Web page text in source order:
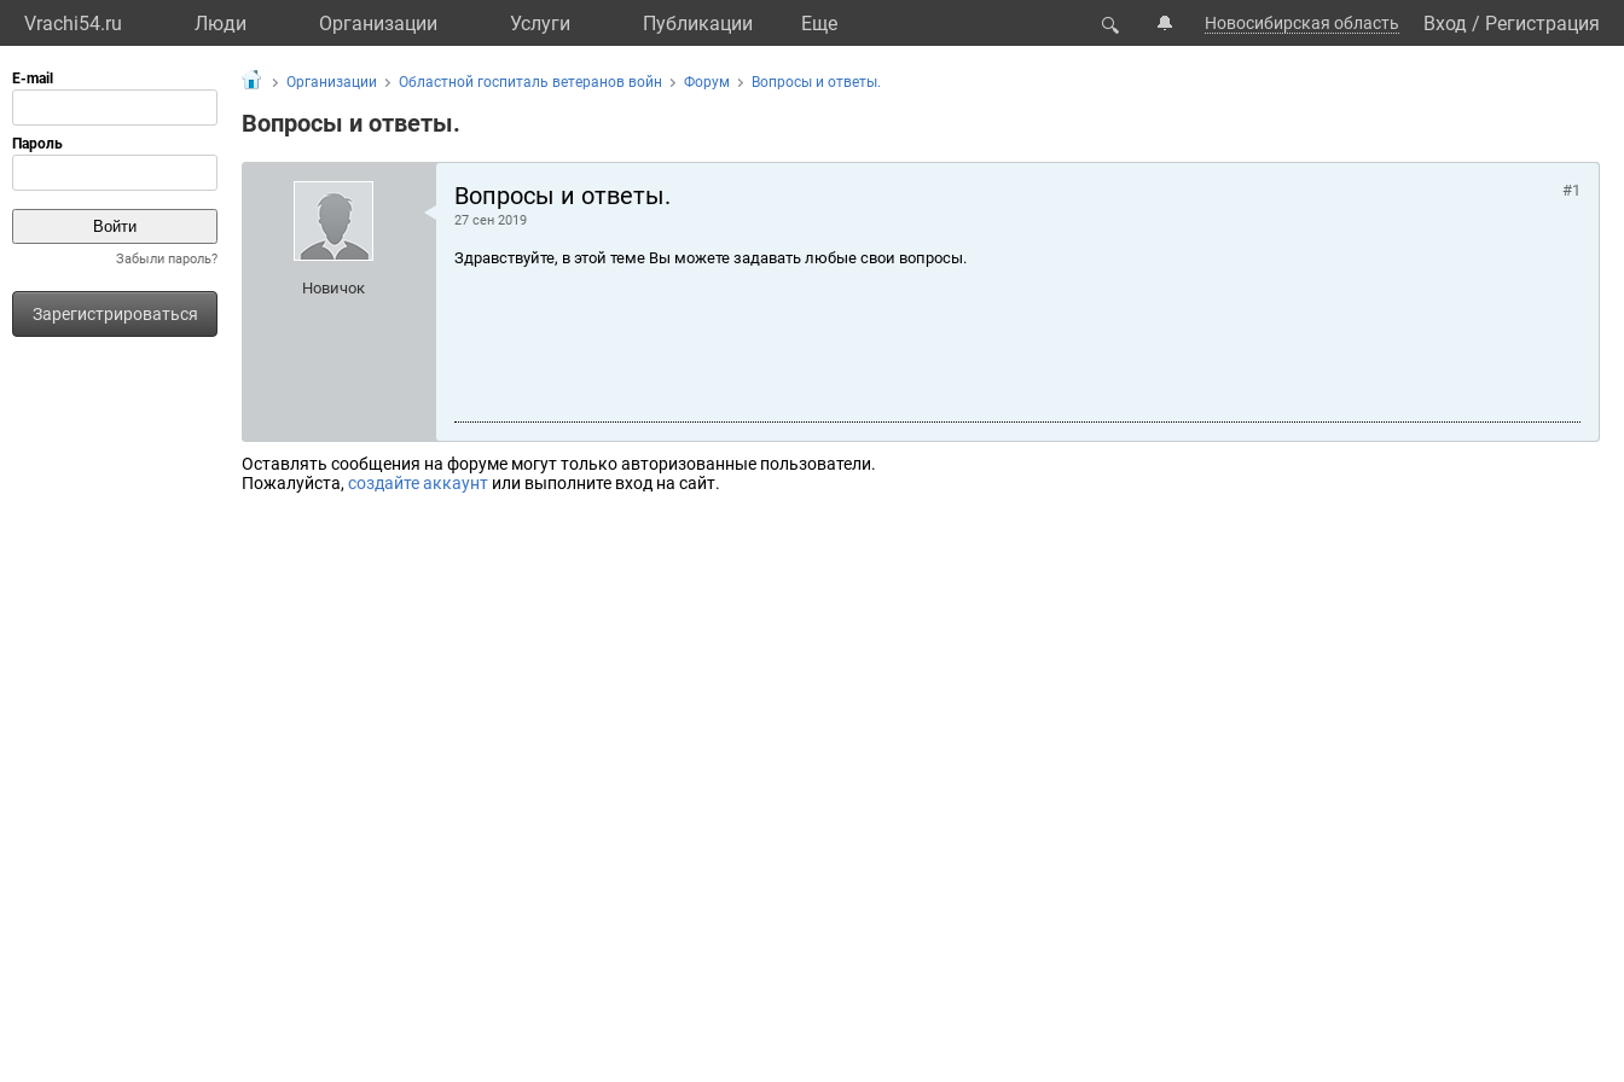
Vrachi54.ru Люди Организации Услуги Публикации Eще 🔍 🔔 Новосибирская область Вход / Регистрация
Забыли пароль?
Зарегистрироваться
Организации Областной госпиталь ветеранов войн Форум Вопросы и ответы.
Вопросы и ответы.
Новичок
Вопросы и ответы.
27 сен 2019
#1
Здравствуйте, в этой теме Вы можете задавать любые свои вопросы.
Оставлять сообщения на форуме могут только авторизованные пользователи.
Пожалуйста, создайте аккаунт или выполните вход на сайт.